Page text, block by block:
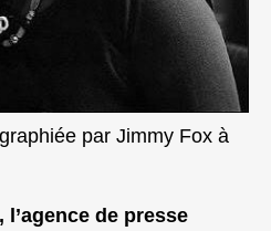
par Jimmy Fox à
l’agence de presse